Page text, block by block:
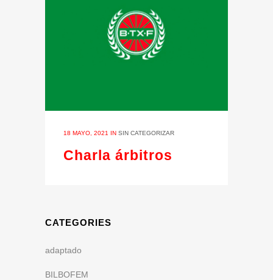
18 MAYO, 2021 IN SIN CATEGORIZAR
Charla árbitros
CATEGORIES
adaptado
BILBOFEM